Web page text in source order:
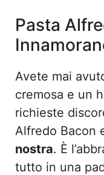
Pasta
Avete mai
cremosa e un
richieste
Alfredo Bacon
nostra. È
tutto in una